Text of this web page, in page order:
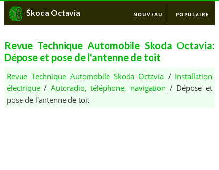
Škoda Octavia NOUVEAU POPULAIRE
Revue Technique Automobile Skoda Octavia:
Dépose et pose de l'antenne de toit
Revue Technique Automobile Skoda Octavia / Installation
électrique/Autoradio, téléphone, navigation / Dépose et
pose de l'antenne de toit